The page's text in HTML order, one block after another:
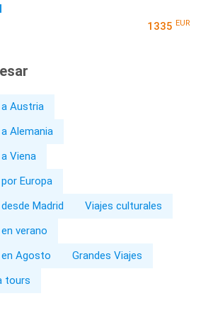
1335 EUR
Austria
Alemania
Viena
Europa
Madrid
Viajes culturales
verano
Agosto
Grandes Viajes
tours